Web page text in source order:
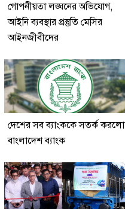
গোপনীয়তা লঙ্ঘনের অভিযোগ,
আইনি ব্যবস্থার প্রস্তুতি মেসির
আইনজীবীদের
দেশের সব ব্যাংককে সতর্ক করলো
বাংলাদেশ ব্যাংক